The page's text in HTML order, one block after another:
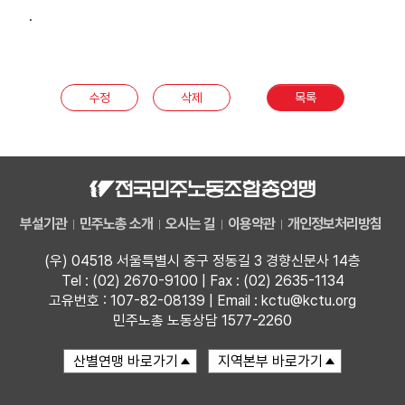
.
수정 삭제 목록
부설기관 민주노총 소개 오시는 길 이용약관 개인정보처리방침
(우) 04518 서울특별시 중구 정동길 3 경향신문사 14층
Tel : (02) 2670-9100 | Fax : (02) 2635-1134
고유번호 : 107-82-08139 | Email : kctu@kctu.org
민주노총 노동상담 1577-2260